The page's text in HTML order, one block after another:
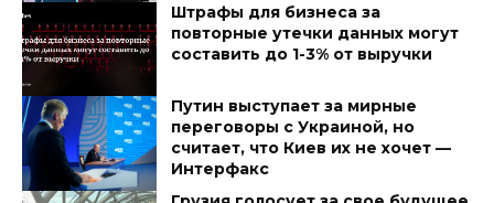
Штрафы для бизнеса за
повторные утечки данных могут
составить до 1-3% от выручки
Путин выступает за мирные
переговоры с Украиной, но
считает, что Киев их не хочет —
Интерфакс